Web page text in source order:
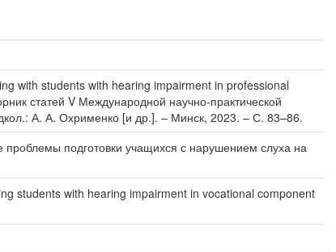
with students with hearing impairment in professional
статей V Международной научно-практической
А. А. Охрименко [и др.]. – Минск, 2023. – С. 83–86.
подготовки учащихся с нарушением слуха на
students with hearing impairment in vocational component